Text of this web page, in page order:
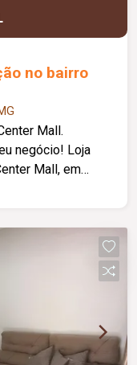
no bairro
Mall.
negócio! Loja
Mall, em
e
para quem
com baixo